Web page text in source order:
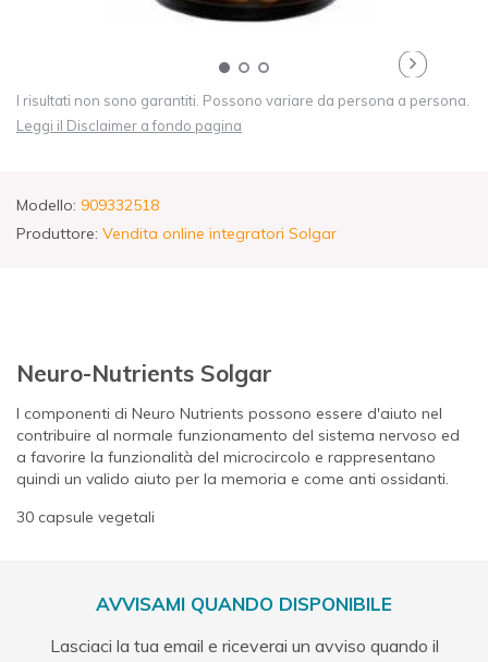
I risultati non sono garantiti. Possono variare da persona a persona.
Leggi il Disclaimer a fondo pagina
Modello: 909332518
Produttore: Vendita online integratori Solgar
Neuro-Nutrients Solgar
I componenti di Neuro Nutrients possono essere d'aiuto nel
contribuire al normale funzionamento del sistema nervoso ed
a favorire la funzionalità del microcircolo e rappresentano
quindi un valido aiuto per la memoria e come anti ossidanti.
30 capsule vegetali
AVVISAMI QUANDO DISPONIBILE
Lasciaci la tua email e riceverai un avviso quando il